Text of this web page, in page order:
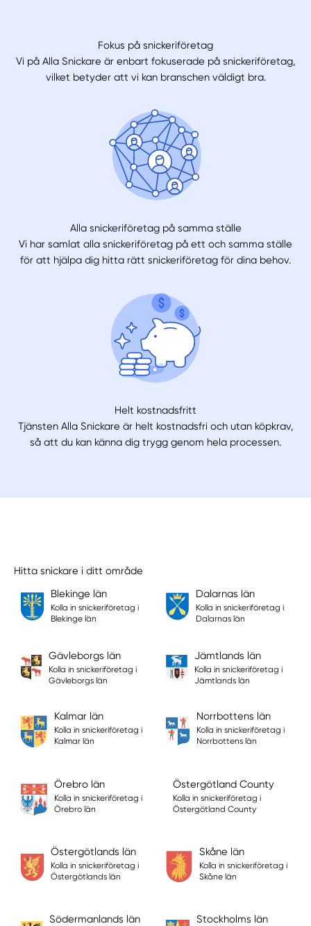
Fokus på snickeriföretag
Vi på Alla Snickare är enbart fokuserade på snickeriföretag,
vilket betyder att vi kan branschen väldigt bra.
Alla snickeriföretag på samma ställe
Vi har samlat alla snickeriföretag på ett och samma ställe
för att hjälpa dig hitta rätt snickeriföretag för dina behov.
Helt kostnadsfritt
Tjänsten Alla Snickare är helt kostnadsfri och utan köpkrav,
så att du kan känna dig trygg genom hela processen.
Hitta snickare i ditt område
Blekinge län
Kolla in snickeriföretag i
Blekinge län
Dalarnas län
Kolla in snickeriföretag i
Dalarnas län
Gävleborgs län
Kolla in snickeriföretag i
Gävleborgs län
Jämtlands län
Kolla in snickeriföretag i
Jämtlands län
Kalmar län
Kolla in snickeriföretag i
Kalmar län
Norrbottens län
Kolla in snickeriföretag i
Norrbottens län
Örebro län
Kolla in snickeriföretag i
Örebro län
Östergötland County
Kolla in snickeriföretag i
Östergötland County
Östergötlands län
Kolla in snickeriföretag i
Östergötlands län
Skåne län
Kolla in snickeriföretag i
Skåne län
Södermanlands län Stockholms län